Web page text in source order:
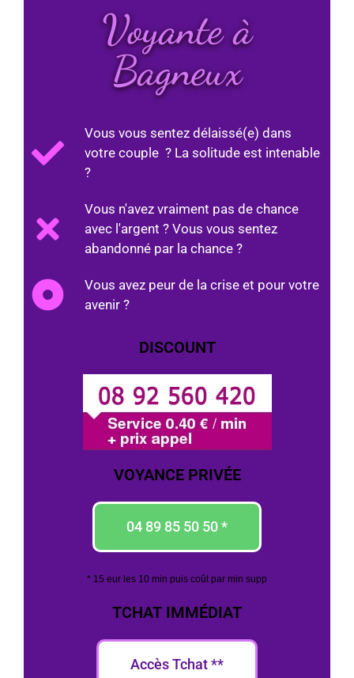
Voyante à
Bagneux
Vous vous sentez délaissé(e) dans
votre couple ? La solitude est intenable
?
Vous n'avez vraiment pas de chance
avec l'argent ? Vous vous sentez
abandonné par la chance ?
Vous avez peur de la crise et pour votre
avenir ?
DISCOUNT
VOYANCE PRIVÉE
04 89 85 50 50 *
* 15 eur les 10 min puis coût par min supp
TCHAT IMMÉDIAT
Accès Tchat **